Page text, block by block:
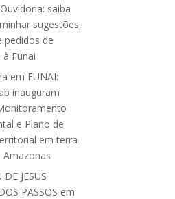
saiba
sugestões,
pedidos de
Funai
em FUNAI:
inauguram
e Plano de
em terra
Amazonas
JESUS
PASSOS em